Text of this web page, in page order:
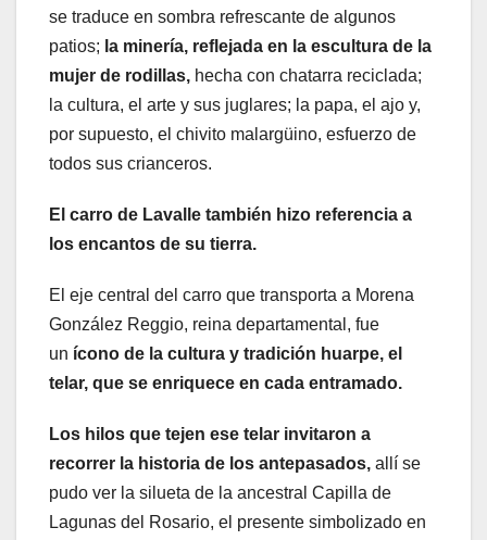
se traduce en sombra refrescante de algunos
patios; la minería, reflejada en la escultura de la
mujer de rodillas, hecha con chatarra reciclada;
la cultura, el arte y sus juglares; la papa, el ajo y,
por supuesto, el chivito malargüino, esfuerzo de
todos sus crianceros.
El carro de Lavalle también hizo referencia a
los encantos de su tierra.
El eje central del carro que transporta a Morena
González Reggio, reina departamental, fue
un ícono de la cultura y tradición huarpe, el
telar, que se enriquece en cada entramado.
Los hilos que tejen ese telar invitaron a
recorrer la historia de los antepasados, allí se
pudo ver la silueta de la ancestral Capilla de
Lagunas del Rosario, el presente simbolizado en